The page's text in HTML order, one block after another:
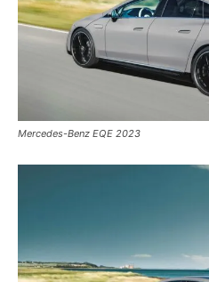
Mercedes-Benz EQE 2023